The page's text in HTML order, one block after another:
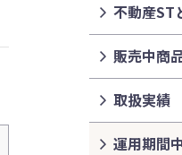
不動産ST
販売中商
取扱実績
運用期間